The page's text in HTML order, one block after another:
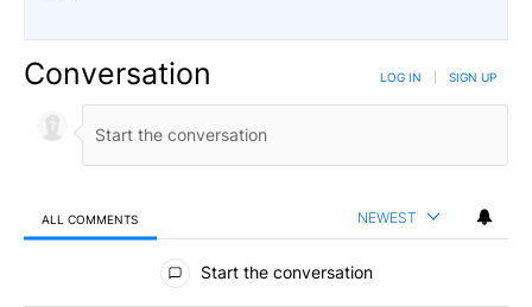
Conversation LOG IN SIGN UP
ALL COMMENTS NEWEST
All Comments
Start the conversation